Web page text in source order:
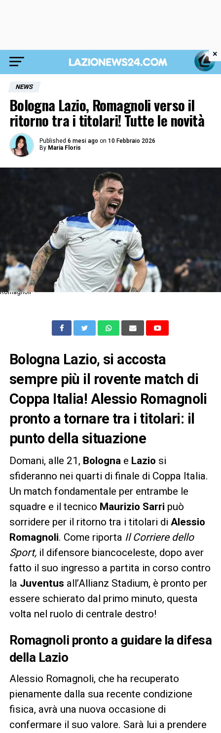
NEWS
Bologna Lazio, Romagnoli verso il
ritorno tra i titolari! Tutte le novità
Published 6 mesi ago on 10 Febbraio 2026
By Maria Floris
Romagnoli
Bologna Lazio, si accosta
sempre più il rovente match di
Coppa Italia! Alessio Romagnoli
pronto a tornare tra i titolari: il
punto della situazione
Domani, alle 21, Bolognae Lazio si
sfideranno nei quarti di finale di Coppa Italia.
Un match fondamentale per entrambe le
squadre e il tecnico Maurizio Sarri può
sorridere per il ritorno tra i titolari di Alessio
Romagnoli. Come riporta Il Corriere dello
Sport,il difensore biancoceleste, dopo aver
fatto il suo ingresso a partita in corso contro
la Juventus all’Allianz Stadium, è pronto per
essere schierato dal primo minuto, questa
volta nel ruolo di centrale destro!
Romagnoli pronto a guidare la difesa
della Lazio
Alessio Romagnoli, che ha recuperato
pienamente dalla sua recente condizione
fisica, avrà una nuova occasione di
confermare il suo valore. Sarà lui a prendere
×